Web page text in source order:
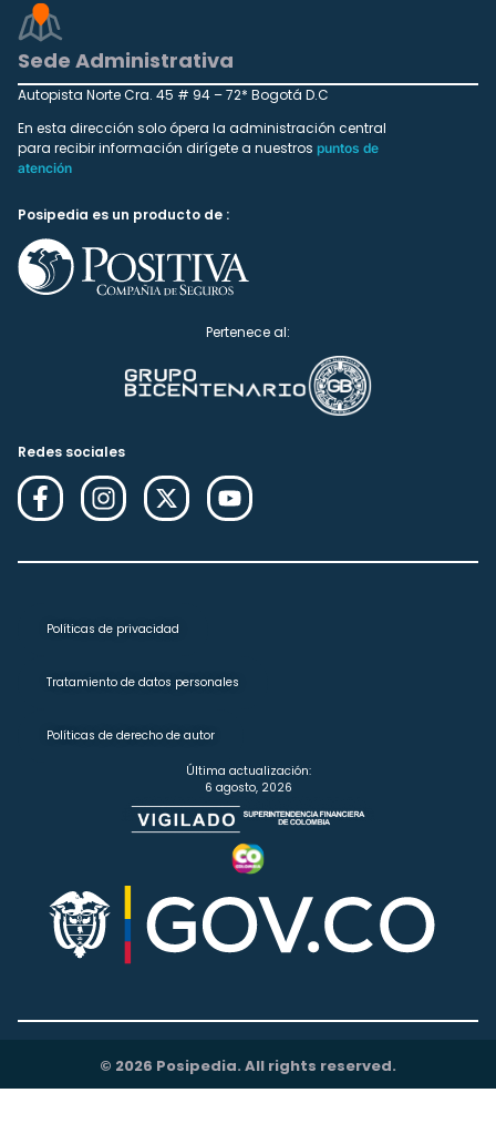
Sede Administrativa
Autopista Norte Cra. 45 # 94 – 72* Bogotá D.C
En esta dirección solo ópera la administración central
para recibir información dirígete a nuestros puntos de
atención
Posipedia es un producto de :
Pertenece al:
Redes sociales
Políticas de privacidad
Tratamiento de datos personales
Políticas de derecho de autor
Última actualización:
6 agosto, 2026
© 2026 Posipedia. All rights reserved.